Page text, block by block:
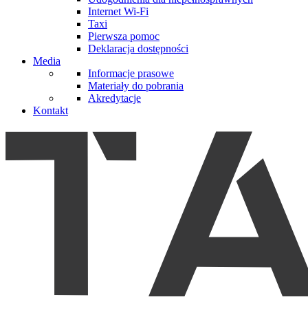
Internet Wi-Fi
Taxi
Pierwsza pomoc
Deklaracja dostępności
Media
Informacje prasowe
Materiały do pobrania
Akredytacje
Kontakt